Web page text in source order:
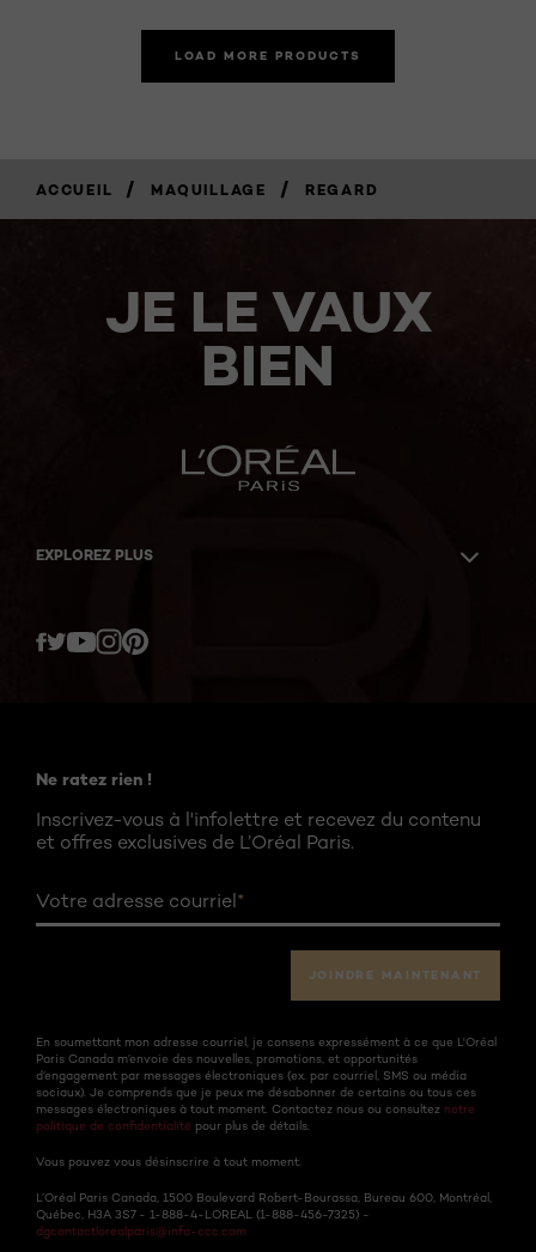
LOAD MORE PRODUCTS
ACCUEIL / MAQUILLAGE / REGARD
JE LE VAUX
BIEN
EXPLOREZ PLUS
Ne ratez rien !
Inscrivez-vous à l'infolettre et recevez du contenu
et offres exclusives de L’Oréal Paris.
Votre adresse courriel *
JOINDRE MAINTENANT
En soumettant mon adresse courriel, je consens expressément à ce que L'Oréal
Paris Canada m’envoie des nouvelles, promotions, et opportunités
d’engagement par messages électroniques (ex. par courriel, SMS ou média
sociaux). Je comprends que je peux me désabonner de certains ou tous ces
messages électroniques à tout moment. Contactez nous ou consultez notre
politique de confidentialité pour plus de détails.
Vous pouvez vous désinscrire à tout moment.
L’Oréal Paris Canada, 1500 Boulevard Robert-Bourassa, Bureau 600, Montréal,
Québec, H3A 3S7 - 1-888-4-LOREAL (1-888-456-7325) -
dgcontactlorealparis@info-ccc.com